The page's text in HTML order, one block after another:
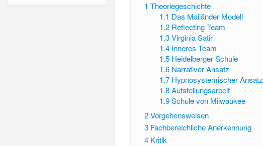
1 Theoriegeschichte
1.1 Das Mailänder Modell
1.2 Reflecting Team
1.3 Virginia Satir
1.4 Inneres Team
1.5 Heidelberger Schule
1.6 Narrativer Ansatz
1.7 Hypnosystemischer Ansatz
1.8 Aufstellungsarbeit
1.9 Schule von Milwaukee
2Vorgehensweisen
3 Fachbereichliche Anerkennung
4 Kritik